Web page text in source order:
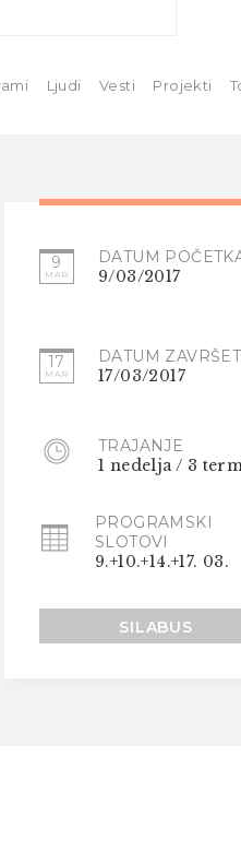
Ljudi Vesti Projekti
9
MAR
DATUM
9/03/2017
17
MAR
DATUM
17/03/2017
TRAJANJE
1 nedelja / 3
PROGRAMSKI
SLOTOVI
9.+10.+14.+17. 03.
SILABUS